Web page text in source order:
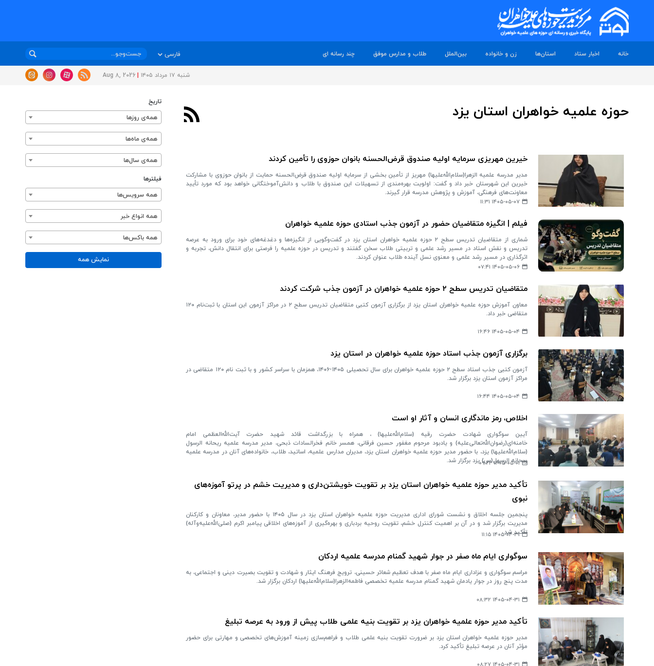
خانه اخبار ستاد استان‌ها زن و خانواده بین‌الملل طلاب و مدارس موفق چند رسانه ای
شنبه ۱۷ مرداد ۱۴۰۵ Aug 8, 2026
حوزه علمیه خواهران استان یزد
خیرین مهریزی سرمایه اولیه صندوق قرض‌الحسنه بانوان حوزوی را تأمین کردند
مدیر مدرسه علمیه الزهرا(سلام‌الله‌علیها) مهریز از تأمین بخشی از سرمایه اولیه صندوق قرض‌الحسنه حمایت از بانوان حوزوی با مشارکت
خیرین این شهرستان خبر داد و گفت: اولویت بهره‌مندی از تسهیلات این صندوق با طلاب و دانش‌آموختگانی خواهد بود که مورد تأیید
معاونت‌های فرهنگی، آموزش و پژوهش مدرسه قرار گیرند.
۱۴۰۵-۰۵-۰۷ ۱۱:۳۱
فیلم | انگیزه متقاضیان حضور در آزمون جذب استادی حوزه علمیه خواهران
شماری از متقاضیان تدریس سطح ۲ حوزه علمیه خواهران استان یزد در گفت‌وگویی از انگیزه‌ها و دغدغه‌های خود برای ورود به عرصه
تدریس و نقش استاد در مسیر رشد علمی و تربیتی طلاب سخن گفتند و تدریس در حوزه علمیه را فرصتی برای انتقال دانش، تجربه و
اثرگذاری در مسیر رشد علمی و معنوی نسل آینده طلاب عنوان کردند.
۱۴۰۵-۰۵-۰۶ ۰۷:۴۱
متقاضیان تدریس سطح ۲ حوزه علمیه خواهران در آزمون جذب شرکت کردند
معاون آموزش حوزه علمیه خواهران استان یزد از برگزاری آزمون کتبی متقاضیان تدریس سطح ۲ در مراکز آزمون این استان با ثبت‌نام ۱۲۰
متقاضی خبر داد.
۱۴۰۵-۰۵-۰۴ ۱۶:۴۶
برگزاری آزمون جذب استاد حوزه علمیه خواهران در استان یزد
آزمون کتبی جذب استاد سطح ۲ حوزه علمیه خواهران برای سال تحصیلی ۱۴۰۵-۱۴۰۶، همزمان با سراسر کشور و با ثبت نام ۱۲۰ متقاضی در
مراکز آزمون استان یزد برگزار شد.
۱۴۰۵-۰۵-۰۴ ۱۶:۴۴
اخلاص، رمز ماندگاری انسان و آثار او است
آیین سوگواری شهادت حضرت رقیه (سلام‌الله‌علیها) ، همراه با بزرگداشت قائد شهید حضرت آیت‌الله‌العظمی امام
خامنه‌ای(رضوان‌الله‌تعالی‌علیه) و یادبود مرحوم مغفور حسین فرقانی، همسر خانم فخرالسادات ذبحی، مدیر مدرسه علمیه ریحانه الرسول
(سلام‌الله‌علیها) یزد، با حضور مدیر حوزه علمیه خواهران استان یزد، مدیران مدارس علمیه، اساتید، طلاب، خانواده‌های آنان در مدرسه علمیه
ریحانه الرسول(س) یزد برگزار شد.
۱۴۰۵-۰۵-۰۱ ۰۹:۲۲
تأکید مدیر حوزه علمیه خواهران استان یزد بر تقویت خویشتن‌داری و مدیریت خشم در پرتو آموزه‌های
نبوی
پنجمین جلسه اخلاق و نشست شورای اداری مدیریت حوزه علمیه خواهران استان یزد در سال ۱۴۰۵ با حضور مدیر، معاونان و کارکنان
مدیریت برگزار شد و در آن بر اهمیت کنترل خشم، تقویت روحیه بردباری و بهره‌گیری از آموزه‌های اخلاقی پیامبر اکرم (صلی‌الله‌علیه‌وآله)
تأکید شد.
۱۴۰۵-۰۴-۳۱ ۱۱:۱۵
سوگواری ایام ماه صفر در جوار شهید گمنام مدرسه علمیه اردکان
مراسم سوگواری و عزاداری ایام ماه صفر با هدف تعظیم شعائر حسینی، ترویج فرهنگ ایثار و شهادت و تقویت بصیرت دینی و اجتماعی، به
مدت پنج روز در جوار یادمان شهید گمنام مدرسه علمیه تخصصی فاطمه‌الزهرا(سلام‌الله‌علیها) اردکان برگزار شد.
۱۴۰۵-۰۴-۳۱ ۰۸:۳۲
تأکید مدیر حوزه علمیه خواهران یزد بر تقویت بنیه علمی طلاب پیش از ورود به عرصه تبلیغ
مدیر حوزه علمیه خواهران استان یزد بر ضرورت تقویت بنیه علمی طلاب و فراهم‌سازی زمینه آموزش‌های تخصصی و مهارتی برای حضور
مؤثر آنان در عرصه تبلیغ تأکید کرد.
تاریخ
همه‌ی روزها
همه‌ی ماه‌ها
همه‌ی سال‌ها
فیلترها
همه سرویس‌ها
همه انواع خبر
همه باکس‌ها
نمایش همه